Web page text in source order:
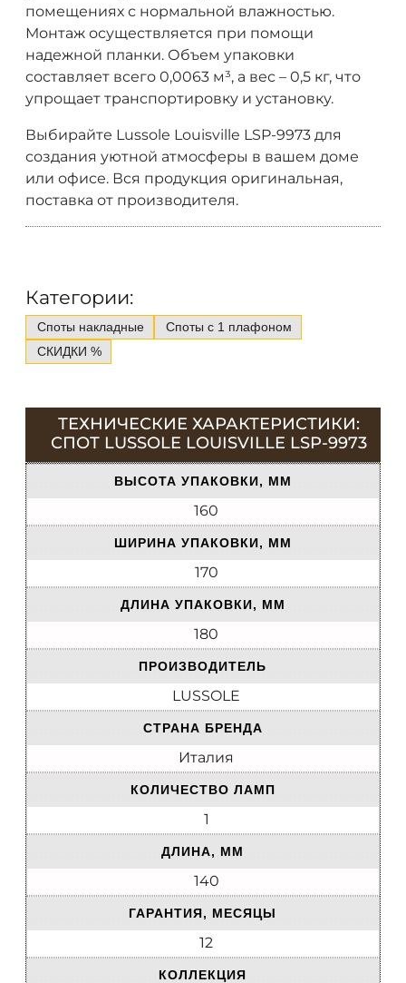
помещениях с нормальной влажностью.
Монтаж осуществляется при помощи
надежной планки. Объем упаковки
составляет всего 0,0063 м³, а вес – 0,5 кг, что
упрощает транспортировку и установку.
Выбирайте Lussole Louisville LSP-9973 для
создания уютной атмосферы в вашем доме
или офисе. Вся продукция оригинальная,
поставка от производителя.
Категории:
Споты накладные
Споты с 1 плафоном
СКИДКИ %
ТЕХНИЧЕСКИЕ ХАРАКТЕРИСТИКИ:
СПОТ LUSSOLE LOUISVILLE LSP-9973
ВЫСОТА УПАКОВКИ, ММ
160
ШИРИНА УПАКОВКИ, ММ
170
ДЛИНА УПАКОВКИ, ММ
180
ПРОИЗВОДИТЕЛЬ
LUSSOLE
СТРАНА БРЕНДА
Италия
КОЛИЧЕСТВО ЛАМП
1
ДЛИНА, ММ
140
ГАРАНТИЯ, МЕСЯЦЫ
12
КОЛЛЕКЦИЯ